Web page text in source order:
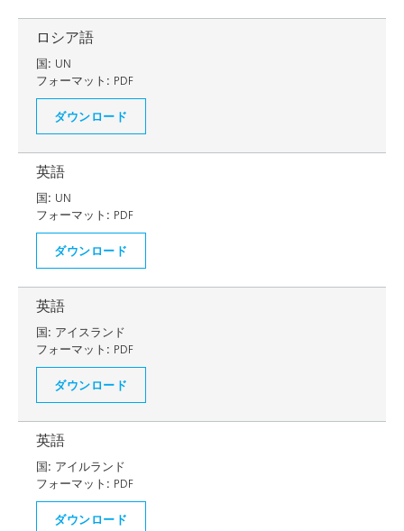
ロシア語
国: UN
フォーマット: PDF
ダウンロード
英語
国: UN
フォーマット: PDF
ダウンロード
英語
国: アイスランド
フォーマット: PDF
ダウンロード
英語
国: アイルランド
フォーマット: PDF
ダウンロード